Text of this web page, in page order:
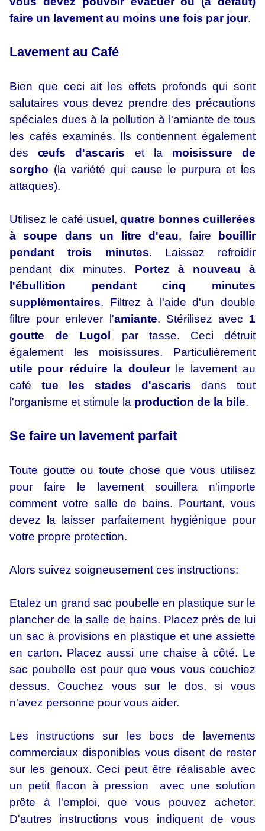
faire un lavement au moins une fois par jour.
Lavement au Café
Bien que ceci ait les effets profonds qui sont
salutaires vous devez prendre des précautions
spéciales dues à la pollution à l'amiante de tous
les cafés examinés. Ils contiennent également
desœufs d'ascaris et la moisissure de
sorgho (la variété qui cause le purpura et les
attaques).
Utilisez le café usuel,quatre bonnes cuillerées
à soupe dans un litre d'eau, faire
bouillir
pendant trois minutes. Laissez refroidir
pendant dix minutes. Portez à nouveau à
l'ébullition pendant cinq minutes
supplémentaires. Filtrez à l'aide d'un double
filtre pour enlever l'amiante. Stérilisez avec 1
goutte de Lugol
par tasse. Ceci détruit
également les moisissures. Particulièrement
utile pour réduire la douleurle lavement au
café tue les stades d'ascaris dans tout
l'organisme et stimule la production de la bile.
Se faire un lavement parfait
Toute goutte ou toute chose que vous utilisez
pour faire le lavement souillera n'importe
comment votre salle de bains. Pourtant, vous
devez la laisser parfaitement hygiénique pour
votre propre protection.
Alors suivez soigneusement ces instructions:
Etalez un grand sac poubelle en plastique sur le
plancher de la salle de bains. Placez près de lui
un sac à provisions en plastique et une assiette
en carton. Placez aussi une chaise à côté. Le
sac poubelle est pour que vous vous couchiez
dessus. Couchez vous sur le dos, si vous
n'avez personne pour vous aider.
Les instructions sur les bocs de lavements
commerciaux disponibles vous disent de rester
sur les genoux. Ceci peut être réalisable avec
un petit flacon à pression avec une solution
prête à l'emploi, que vous pouvez acheter.
D'autres instructions vous indiquent de vous